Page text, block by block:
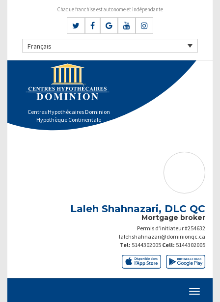
Chaque franchise est autonome et indépendante
Français
Centres Hypothécaires Dominion
Hypothèque Continentale
Laleh Shahnazari, DLC QC
Mortgage broker
Permis d’initiateur #254632
lalehshahnazari@dominionqc.ca
Tel: 5144302005 Cell: 5144302005